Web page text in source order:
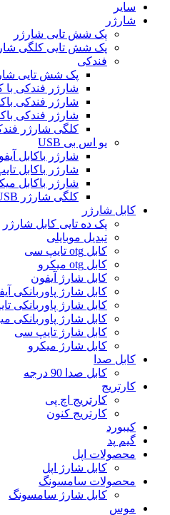
سایر
شارژر
پک شش تایی شارژر
پک شش تایی کلگی
فندکی
پک شش تایی
شارژر فندکی با
شارژر فندکی
شارژر فندکی
کلگی شارژر
یو اس بی USB
شارژر باکابل
شارژر باکابل
شارژر باکابل
کلگی شارژر USB
کابل شارژر
پک ده تایی کابل شارژر
تبدیل موبایلی
کابل otg تایپ سی
کابل otg میکرو
کابل شارژ آیفون
کابل شارژ پاوربانکی
کابل شارژ پاوربانکی
کابل شارژ پاوربانکی
کابل شارژ تایپ سی
کابل شارژ میکرو
کابل صدا
کابل صدا 90 درجه
کارتریج
کارتریج اچ پی
کارتریج کنون
کیبورد
گیم پد
محصولات اپل
کابل شارژ اپل
محصولات سامسونگ
کابل شارژ سامسونگ
موس